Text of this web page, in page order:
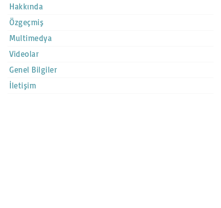
Hakkında
Özgeçmiş
Multimedya
Videolar
Genel Bilgiler
İletişim